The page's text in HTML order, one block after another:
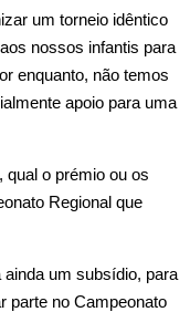
um torneio idêntico
nossos infantis para
enquanto, não temos
apoio para uma
qual o prémio ou os
Regional que
um subsídio, para
parte no Campeonato